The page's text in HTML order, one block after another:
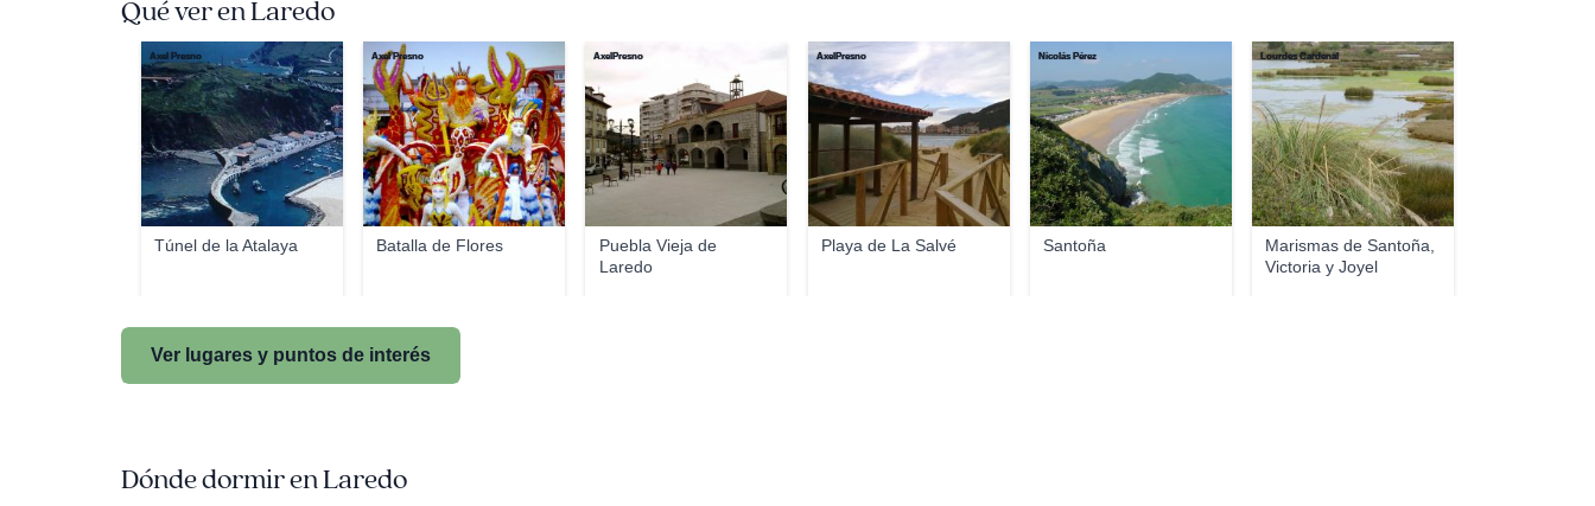
Qué ver en Laredo
Túnel de la Atalaya
Axel Presno
Batalla de Flores
Axel Presno
Puebla Vieja de
Laredo
AxelPresno
Playa de La Salvé
AxelPresno
Santoña
Nicolás Pérez
Marismas de Santoña,
Victoria y Joyel
Lourdes Cardenal
Ver lugares y puntos de interés
Dónde dormir en Laredo